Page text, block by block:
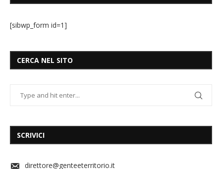
[sibwp_form id=1]
CERCA NEL SITO
SCRIVICI
direttore@genteeterritorio.it